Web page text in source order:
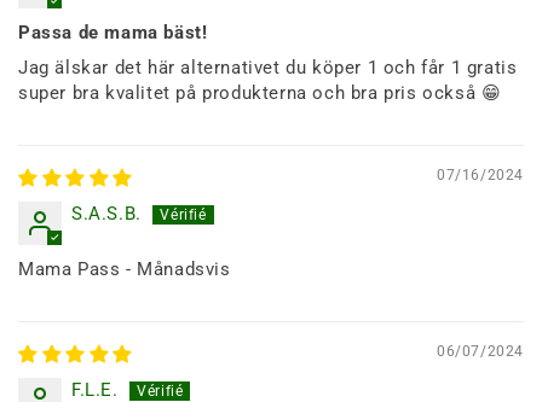
Passa de mama bäst!
Jag älskar det här alternativet du köper 1 och får 1 gratis
super bra kvalitet på produkterna och bra pris också 😁
07/16/2024
S.A.S.B.
Mama Pass - Månadsvis
06/07/2024
F.L.E.